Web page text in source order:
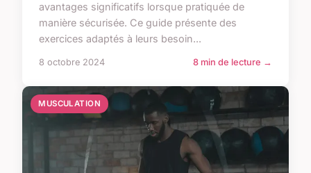
avantages significatifs lorsque pratiquée de
manière sécurisée. Ce guide présente des
exercices adaptés à leurs besoin...
8 octobre 2024 8 min de lecture →
MUSCULATION